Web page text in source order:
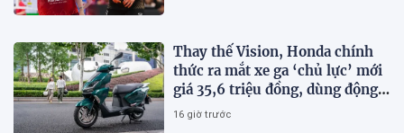
Thay thế Vision, Honda chính
thức ra mắt xe ga ‘chủ lực’ mới
giá 35,6 triệu đồng, dùng động
cơ 125cc ngang SH Mode
16 giờ trước